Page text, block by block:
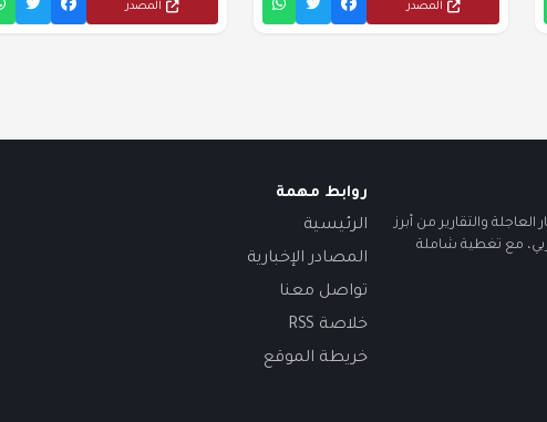
المصدر المصدر
والتقارير من أبرز
مع تغطية شاملة
روابط مهمة
الرئيسية
المصادر الإخبارية
تواصل معنا
خلاصة RSS
خريطة الموقع